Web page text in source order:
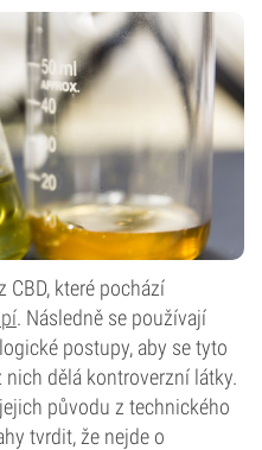
CBD, které pochází
. Následně se používají
postupy, aby se tyto
dělá kontroverzní látky.
původu z technického
tvrdit, že nejde o